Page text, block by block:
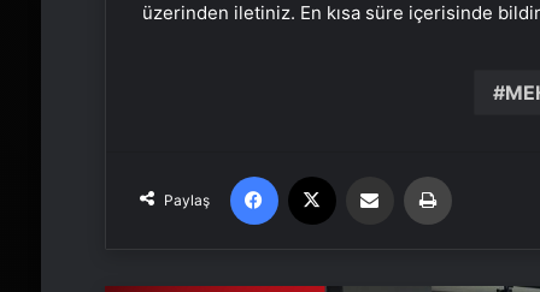
üzerinden iletiniz. En kısa süre içerisinde
Paylaş
Facebook Email'den paylaş